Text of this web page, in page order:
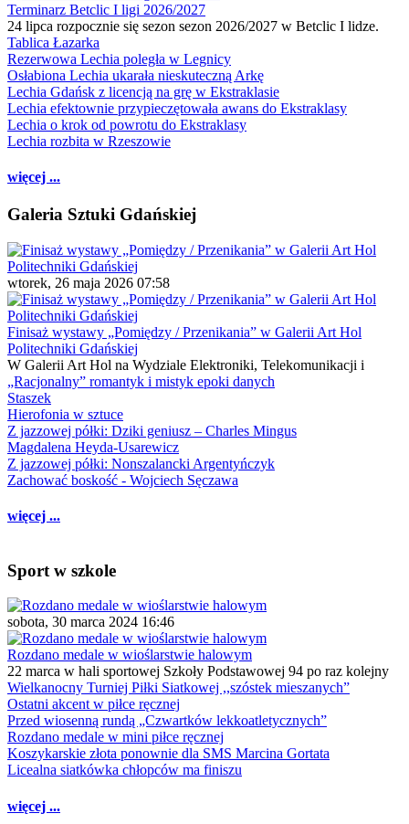
Terminarz Betclic I ligi 2026/2027
24 lipca rozpocznie się sezon sezon 2026/2027 w Betclic I lidze.
Tablica Łazarka
Rezerwowa Lechia poległa w Legnicy
Osłabiona Lechia ukarała nieskuteczną Arkę
Lechia Gdańsk z licencją na grę w Ekstraklasie
Lechia efektownie przypieczętowała awans do Ekstraklasy
Lechia o krok od powrotu do Ekstraklasy
Lechia rozbita w Rzeszowie
więcej ...
Galeria Sztuki Gdańskiej
wtorek, 26 maja 2026 07:58
Finisaż wystawy „Pomiędzy / Przenikania” w Galerii Art Hol
Politechniki Gdańskiej
W Galerii Art Hol na Wydziale Elektroniki, Telekomunikacji i
„Racjonalny” romantyk i mistyk epoki danych
Staszek
Hierofonia w sztuce
Z jazzowej półki: Dziki geniusz – Charles Mingus
Magdalena Heyda-Usarewicz
Z jazzowej półki: Nonszalancki Argentyńczyk
Zachować boskość - Wojciech Sęczawa
więcej ...
Sport w szkole
sobota, 30 marca 2024 16:46
Rozdano medale w wioślarstwie halowym
22 marca w hali sportowej Szkoły Podstawowej 94 po raz kolejny
Wielkanocny Turniej Piłki Siatkowej ,,szóstek mieszanych”
Ostatni akcent w piłce ręcznej
Przed wiosenną rundą „Czwartków lekkoatletycznych”
Rozdano medale w mini piłce ręcznej
Koszykarskie złota ponownie dla SMS Marcina Gortata
Licealna siatkówka chłopców ma finiszu
więcej ...